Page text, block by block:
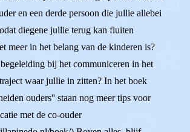
en een derde persoon die jullie allebei
diegene jullie terug kan fluiten
meer in het belang van de kinderen is?
bij het communiceren in het
waar jullie in zitten? In het boek
ouders'' staan nog meer tips voor
met de co-ouder